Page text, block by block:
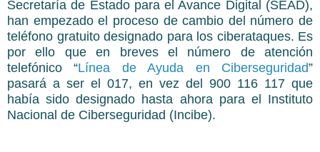
Secretaría de Estado para el Avance Digital (SEAD),
han empezado el proceso de cambio del número de
teléfono gratuito designado para los ciberataques. Es
por ello que en breves el número de atención
telefónico “Línea de Ayuda en Ciberseguridad”
pasará a ser el 017, en vez del 900 116 117 que
había sido designado hasta ahora para el Instituto
Nacional de Ciberseguridad (Incibe).